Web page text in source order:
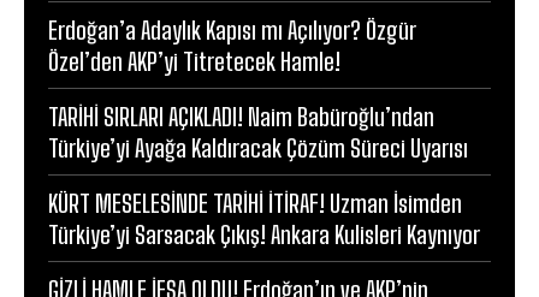
Erdoğan’a Adaylık Kapısı mı Açılıyor? Özgür
Özel’den AKP’yi Titretecek Hamle!
TARİHİ SIRLARI AÇIKLADI! Naim Babüroğlu’ndan
Türkiye’yi Ayağa Kaldıracak Çözüm Süreci Uyarısı
KÜRT MESELESİNDE TARİHİ İTİRAF! Uzman İsimden
Türkiye’yi Sarsacak Çıkış! Ankara Kulisleri Kaynıyor
GİZLİ HAMLE İFŞA OLDU! Erdoğan’ın ve AKP’nin